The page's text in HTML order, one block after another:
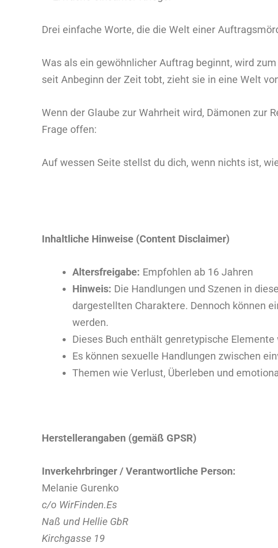
Drei einfache Worte, die die Welt einer
Was als ein gewöhnlicher Auftrag beginnt, wird
seit Anbeginn der Zeit tobt, zieht sie in eine Welt
Wenn der Glaube zur Wahrheit wird, Dämonen zur
Frage offen:
Auf wessen Seite stellst du dich, wenn nichts ist,
Inhaltliche Hinweise (Content Disclaimer)
Altersfreigabe: Empfohlen ab 16 Jahren
Hinweis: Die Handlungen und Szenen in
dargestellten Charaktere. Dennoch können
werden.
Dieses Buch enthält genretypische
Es können sexuelle Handlungen zwischen
Themen wie Verlust, Überleben und
Herstellerangaben (gemäß GPSR)
Inverkehrbringer / Verantwortliche Person:
Melanie Gurenko
c/o WirFinden.Es
Naß und Hellie GbR
Kirchgasse 19